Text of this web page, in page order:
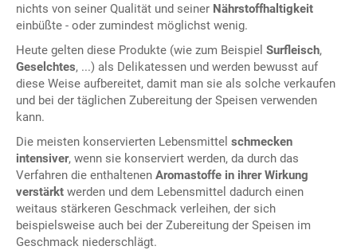
nichts von seiner Qualität und seiner Nährstoffhaltigkeit
einbüßte - oder zumindest möglichst wenig.
Heute gelten diese Produkte (wie zum Beispiel Surfleisch,
Geselchtes, ...) als Delikatessen und werden bewusst auf
diese Weise aufbereitet, damit man sie als solche verkaufen
und bei der täglichen Zubereitung der Speisen verwenden
kann.
Die meisten konservierten Lebensmittel schmecken
intensiver, wenn sie konserviert werden, da durch das
Verfahren die enthaltenen Aromastoffe in ihrer Wirkung
verstärkt werden und dem Lebensmittel dadurch einen
weitaus stärkeren Geschmack verleihen, der sich
beispielsweise auch bei der Zubereitung der Speisen im
Geschmack niederschlägt.